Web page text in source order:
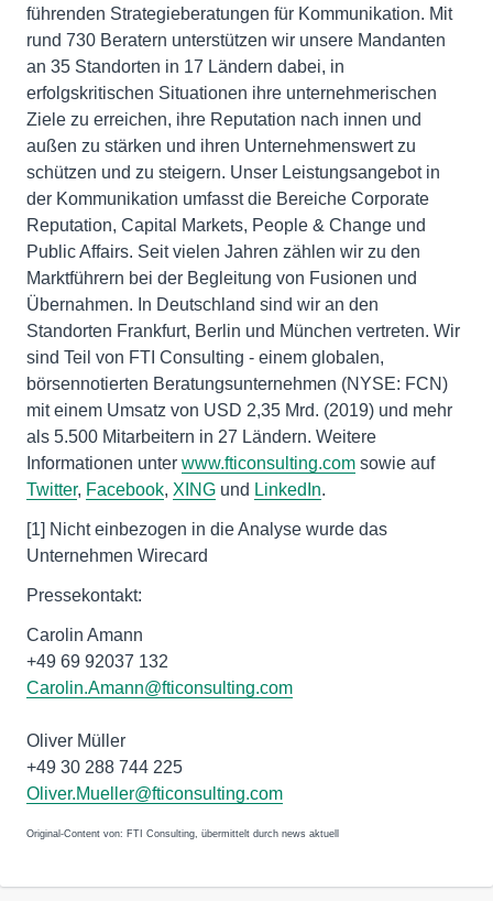
führenden Strategieberatungen für Kommunikation. Mit
rund 730 Beratern unterstützen wir unsere Mandanten
an 35 Standorten in 17 Ländern dabei, in
erfolgskritischen Situationen ihre unternehmerischen
Ziele zu erreichen, ihre Reputation nach innen und
außen zu stärken und ihren Unternehmenswert zu
schützen und zu steigern. Unser Leistungsangebot in
der Kommunikation umfasst die Bereiche Corporate
Reputation, Capital Markets, People & Change und
Public Affairs. Seit vielen Jahren zählen wir zu den
Marktführern bei der Begleitung von Fusionen und
Übernahmen. In Deutschland sind wir an den
Standorten Frankfurt, Berlin und München vertreten. Wir
sind Teil von FTI Consulting - einem globalen,
börsennotierten Beratungsunternehmen (NYSE: FCN)
mit einem Umsatz von USD 2,35 Mrd. (2019) und mehr
als 5.500 Mitarbeitern in 27 Ländern. Weitere
Informationen unter www.fticonsulting.com sowie auf
Twitter, Facebook, XING und LinkedIn.
[1] Nicht einbezogen in die Analyse wurde das
Unternehmen Wirecard
Pressekontakt:
Carolin Amann
+49 69 92037 132
Carolin.Amann@fticonsulting.com
Oliver Müller
+49 30 288 744 225
Oliver.Mueller@fticonsulting.com
Original-Content von: FTI Consulting, übermittelt durch news aktuell